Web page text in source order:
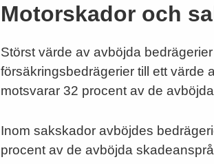
Motorskador och
Störst värde av avböjda
försäkringsbedrägerier till ett värde
motsvarar 32 procent av de
Inom sakskador avböjdes
procent av de avböjda